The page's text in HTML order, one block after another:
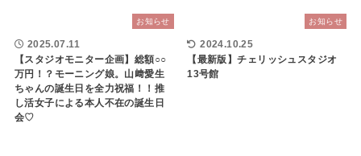
お知らせ
2025.07.11
【スタジオモニター企画】総額○○
万円！？モーニング娘。山﨑愛生
ちゃんの誕生日を全力祝福！！推
し活女子による本人不在の誕生日
会♡
お知らせ
2024.10.25
【最新版】チェリッシュスタジオ
13号館